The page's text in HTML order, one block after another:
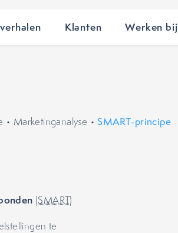
Klanten Werken bij
• Marketinganalyse •SMART-principe
(SMART)
te